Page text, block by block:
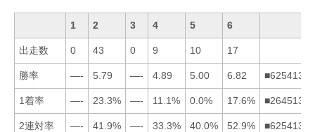
1 2 3 4 5 6
出走数 0 43 0 9 10 17
勝率 —- 5.79 —- 4.89 5.00 6.82 ■625413
1着率 —- 23.3% —- 11.1% 0.0% 17.6% ■264513
2連対率 —- 41.9% —- 33.3% 40.0% 52.9% ■625413